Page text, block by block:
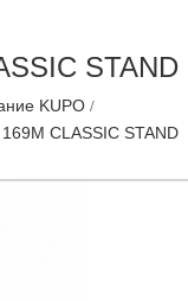
STAND
KUPO
CLASSIC STAND